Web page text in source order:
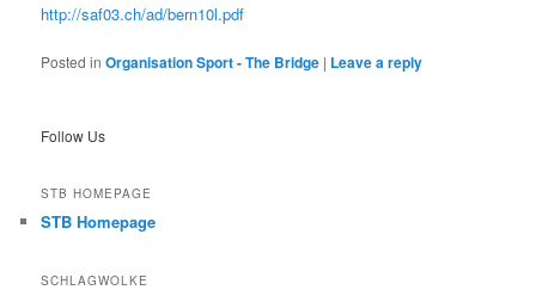
http://saf03.ch/ad/bern10l.pdf
Posted in Organisation Sport - The Bridge | Leave a reply
Follow Us
STB HOMEPAGE
STB Homepage
SCHLAGWOLKE